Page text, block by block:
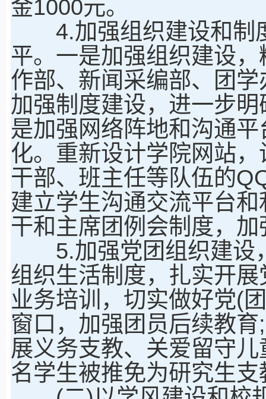
金1000元。
4.加强组织建设和制
平。一是加强组织建设
作部、新闻采编部、团
加强制度建设，进一步
是加强网络阵地和沟通
化。重新设计学院网站
干部、班主任等队伍的
建立学生沟通交流平台
干和主席团例会制度，
5.加强党团组织建设
组织生活制度，扎实开
业务培训，切实做好党(
窗口，加强团员后续教
展义务支教、关爱留守
名学生被推免为研究生